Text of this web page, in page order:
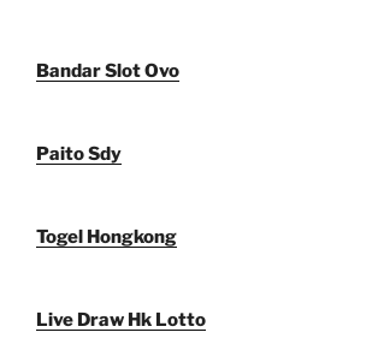
Bandar Slot Ovo
Paito Sdy
Togel Hongkong
Live Draw Hk Lotto